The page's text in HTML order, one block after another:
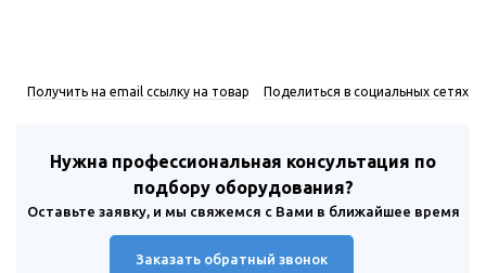
Получить на email ссылку на товар Поделиться в социальных сетях
Нужна профессиональная консультация по
подбору оборудования?
Оставьте заявку, и мы свяжемся с Вами в ближайшее время
Заказать обратный звонок